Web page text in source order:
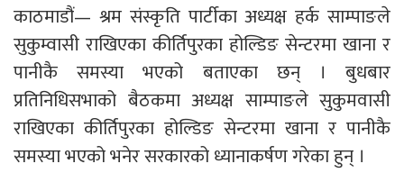
काठमाडौं— श्रम संस्कृति पार्टीका अध्यक्ष हर्क साम्पाङले
सुकुम्वासी राखिएका कीर्तिपुरका होल्डिङ सेन्टरमा खाना र
पानीकै समस्या भएको बताएका छन् । बुधबार
प्रतिनिधिसभाको बैठकमा अध्यक्ष साम्पाङले सुकुमवासी
राखिएका कीर्तिपुरका होल्डिङ सेन्टरमा खाना र पानीकै
समस्या भएको भनेर सरकारको ध्यानाकर्षण गरेका हुन् ।